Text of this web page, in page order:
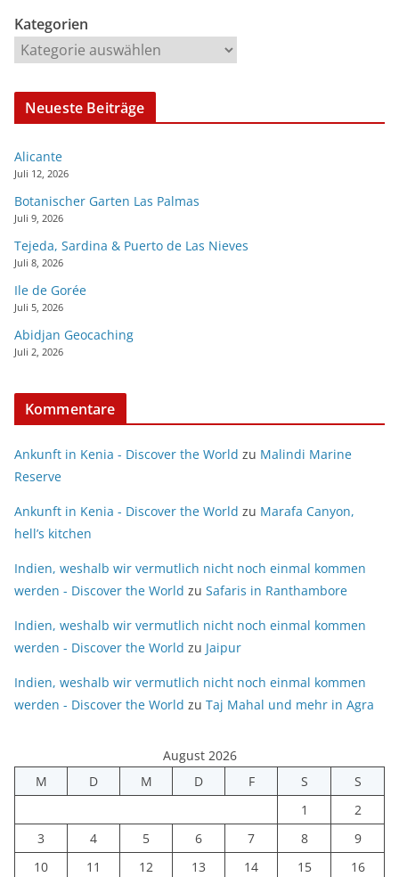
Kategorien
Neueste Beiträge
Alicante
Juli 12, 2026
Botanischer Garten Las Palmas
Juli 9, 2026
Tejeda, Sardina & Puerto de Las Nieves
Juli 8, 2026
Ile de Gorée
Juli 5, 2026
Abidjan Geocaching
Juli 2, 2026
Kommentare
Ankunft in Kenia - Discover the World zu Malindi Marine
Reserve
Ankunft in Kenia - Discover the World zu Marafa Canyon,
hell’s kitchen
Indien, weshalb wir vermutlich nicht noch einmal kommen
werden - Discover the World zu Safaris in Ranthambore
Indien, weshalb wir vermutlich nicht noch einmal kommen
werden - Discover the World zu Jaipur
Indien, weshalb wir vermutlich nicht noch einmal kommen
werden - Discover the World zu Taj Mahal und mehr in Agra
August 2026
M
D M D F S
S
1
2
3
4 5 6 7 8
9
10
11 12 13 14 15
16